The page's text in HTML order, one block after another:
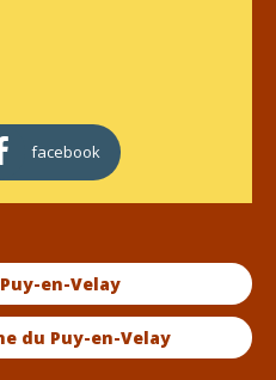
facebook
en-Velay
du Puy-en-Velay